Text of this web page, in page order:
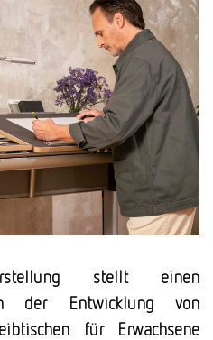
stellt einen
der Entwicklung von
für Erwachsene